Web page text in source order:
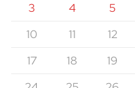
3
4 5
10
11 12
17
18 19